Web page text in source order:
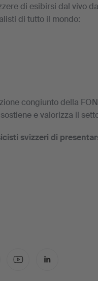
di esibirsi dal vivo
di tutto il mondo:
congiunto della
e valorizza il
svizzeri di